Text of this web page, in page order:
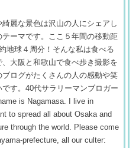
綺麗な景色は沢山の人にシェアし
ーマです。ここ５年間の移動距
地球４周分！そんな私は食べる
大阪と和歌山で食べ歩き撮影を
ログがたくさんの人の感動や笑
す。40代サラリーマンブロガー
is Nagamasa. I live in
to spread all about Osaka and
through the world. Please come
prefecture, all our culter: